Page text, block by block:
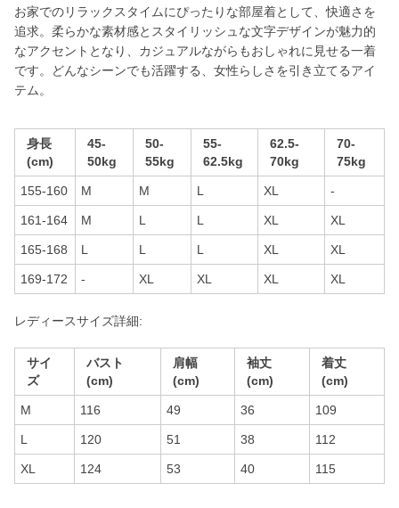
お家でのリラックスタイムにぴったりな部屋着として、快適さを
追求。柔らかな素材感とスタイリッシュな文字デザインが魅力的
なアクセントとなり、カジュアルながらもおしゃれに見せる一着
です。どんなシーンでも活躍する、女性らしさを引き立てるアイ
テム。
身長
(cm)
45-
50kg
50-
55kg
55-
62.5kg
62.5-
70kg
70-
75kg
155-160 M M L XL -
161-164 M L L XL XL
165-168 L L L XL XL
169-172 - XL XL XL XL
レディースサイズ詳細:
サイ
ズ
バスト
(cm)
肩幅
(cm)
袖丈
(cm)
着丈
(cm)
M 116 49 36 109
L 120 51 38 112
XL 124 53 40 115